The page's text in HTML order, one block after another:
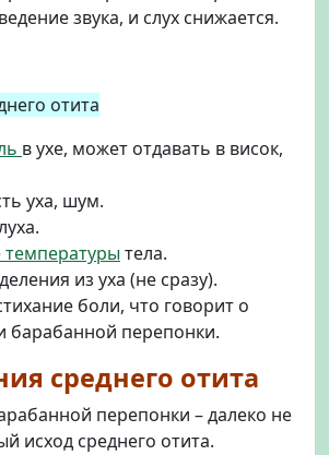
звука, и слух снижается.
отита
в ухе, может отдавать в висок,
уха, шум.
тела.
из уха (не сразу).
боли, что говорит о
барабанной перепонки.
среднего отита
перепонки – далеко не
исход среднего отита.